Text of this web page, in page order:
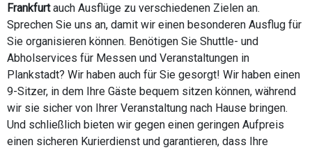
Frankfurtauch Ausflüge zu verschiedenen Zielen an.
Sprechen Sie uns an, damit wir einen besonderen Ausflug für
Sie organisieren können. Benötigen Sie Shuttle- und
Abholservices für Messen und Veranstaltungen in
Plankstadt? Wir haben auch für Sie gesorgt! Wir haben einen
9-Sitzer, in dem Ihre Gäste bequem sitzen können, während
wir sie sicher von Ihrer Veranstaltung nach Hause bringen.
Und schließlich bieten wir gegen einen geringen Aufpreis
einen sicheren Kurierdienst und garantieren, dass Ihre